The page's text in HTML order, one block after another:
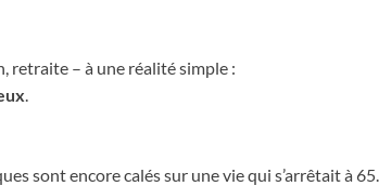
retraite – à une réalité simple :
sont encore calés sur une vie qui s’arrêtait à 65.